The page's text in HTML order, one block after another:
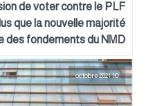
de voter contre le PLF
que la nouvelle majorité
des fondements du NMD
10 octobre 2021